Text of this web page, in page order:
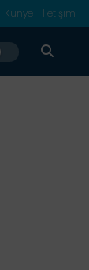
Künye İletişim